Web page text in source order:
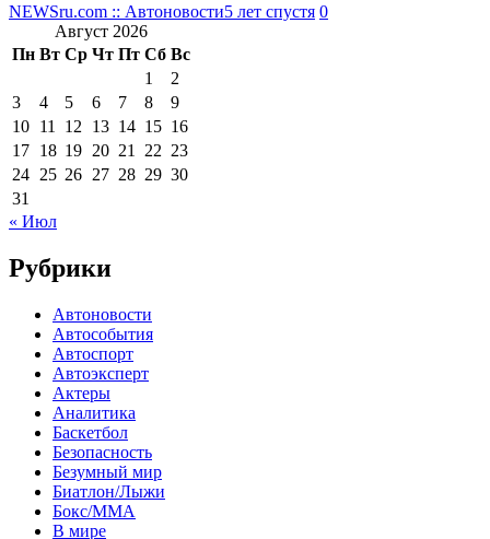
NEWSru.com :: Автоновости5 лет спустя 0
Август 2026
Пн Вт Ср Чт Пт Сб Вс
1
2
3
4 5 6 7 8
9
10 11 12 13 14 15 16
17 18 19 20 21 22 23
24 25 26 27 28 29 30
31
« Июл
Рубрики
Автоновости
Автособытия
Автоспорт
Автоэксперт
Актеры
Аналитика
Баскетбол
Безопасность
Безумный мир
Биатлон/Лыжи
Бокс/MMA
В мире